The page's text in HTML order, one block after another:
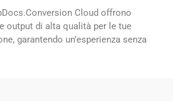
Cloud offrono
output di alta qualità per le tue
garantendo un’esperienza senza